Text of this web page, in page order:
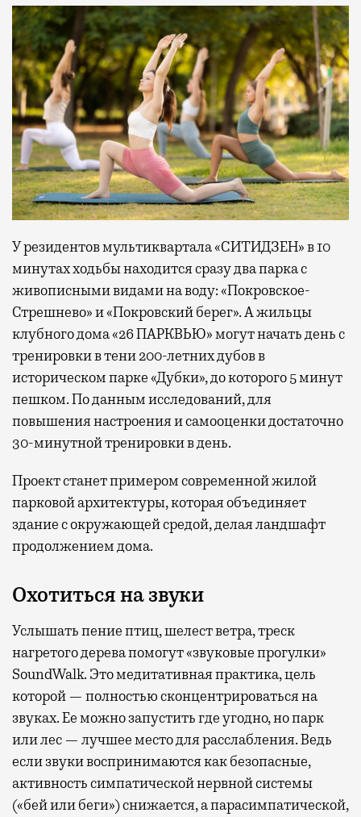
У резидентов мультиквартала «СИТИДЗЕН» в 10
минутах ходьбы находится сразу два парка с
живописными видами на воду: «Покровское-
Стрешнево» и «Покровский берег». А жильцы
клубного дома «26 ПАРКВЬЮ» могут начать день с
тренировки в тени 200-летних дубов в
историческом парке «Дубки», до которого 5 минут
пешком. По данным исследований, для
повышения настроения и самооценки достаточно
30-минутной тренировки в день.
Проект станет примером современной жилой
парковой архитектуры, которая объединяет
здание с окружающей средой, делая ландшафт
продолжением дома.
Охотиться на звуки
Услышать пение птиц, шелест ветра, треск
нагретого дерева помогут «звуковые прогулки»
SoundWalk. Это медитативная практика, цель
которой — полностью сконцентрироваться на
звуках. Ее можно запустить где угодно, но парк
или лес — лучшее место для расслабления. Ведь
если звуки воспринимаются как безопасные,
активность симпатической нервной системы
(«бей или беги») снижается, а парасимпатической,